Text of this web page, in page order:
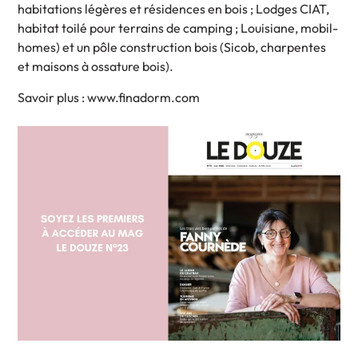
habitations légères et résidences en bois ; Lodges CIAT,
habitat toilé pour terrains de camping ; Louisiane, mobil-
homes) et un pôle construction bois (Sicob, charpentes
et maisons à ossature bois).
Savoir plus : www.finadorm.com